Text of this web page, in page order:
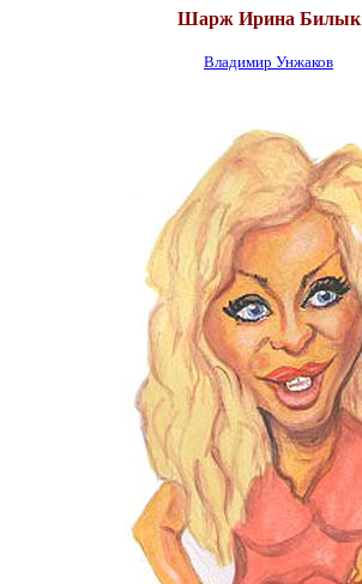
Шарж Ирина Билык
Владимир Унжаков